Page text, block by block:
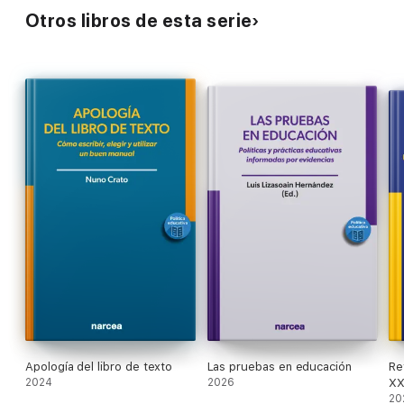
Otros libros de esta serie
Apología del libro de texto
2024
Las pruebas en educación
2026